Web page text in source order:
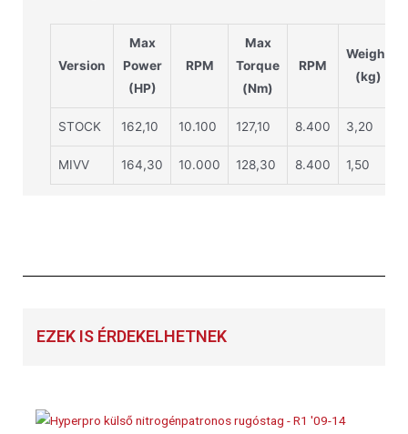
Version
Max
Power
(HP)
RPM
Max
Torque
(Nm)
RPM
Weight
(kg)
STOCK 162,10 10.100 127,10 8.400 3,20
MIVV 164,30 10.000 128,30 8.400 1,50
EZEK IS ÉRDEKELHETNEK